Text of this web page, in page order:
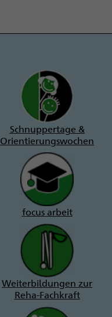
Schnuppertage &
Orientierungswochen
focus arbeit
Weiterbildungen zur
Reha-Fachkraft